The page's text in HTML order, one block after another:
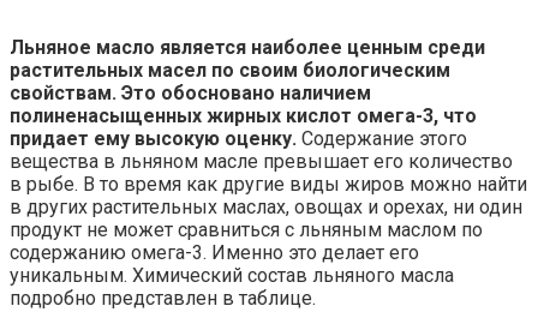
Льняное масло является наиболее ценным среди
растительных масел по своим биологическим
свойствам. Это обосновано наличием
полиненасыщенных жирных кислот омега-3, что
придает ему высокую оценку. Содержание этого
вещества в льняном масле превышает его количество
в рыбе. В то время как другие виды жиров можно найти
в других растительных маслах, овощах и орехах, ни один
продукт не может сравниться с льняным маслом по
содержанию омега-3. Именно это делает его
уникальным. Химический состав льняного масла
подробно представлен в таблице.